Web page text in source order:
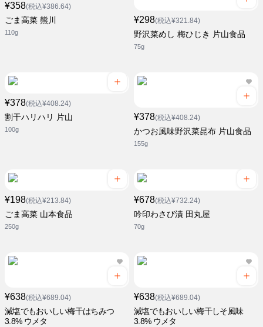
¥358(税込¥386.64)
ごま高菜 熊川
110g
¥298(税込¥321.84)
野沢菜めし 梅ひじき 片山食品
75g
¥378(税込¥408.24)
割干ハリハリ 片山
100g
¥378(税込¥408.24)
かつお風味野沢菜昆布 片山食品
155g
¥198(税込¥213.84)
ごま高菜 山本食品
250g
¥678(税込¥732.24)
吟印わさび漬 田丸屋
70g
¥638(税込¥689.04)
減塩でもおいしい梅干はちみつ
3.8% ウメタ
¥638(税込¥689.04)
減塩でもおいしい梅干しそ風味
3.8% ウメタ